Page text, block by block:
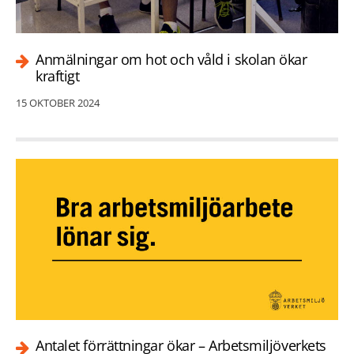
Anmälningar om hot och våld i skolan ökar
kraftigt
15 OKTOBER 2024
Antalet förrättningar ökar – Arbetsmiljöverkets